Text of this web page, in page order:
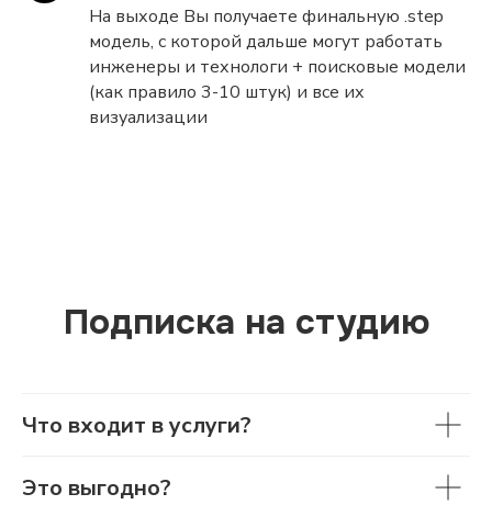
На выходе Вы получаете финальную .step
модель, с которой дальше могут работать
инженеры и технологи + поисковые модели
(как правило 3-10 штук) и все их
визуализации
Подписка на студию
Что входит в услуги?
Это выгодно?